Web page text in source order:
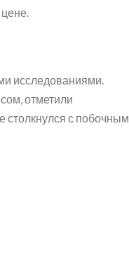
исследованиями.
отметили
столкнулся с побочным